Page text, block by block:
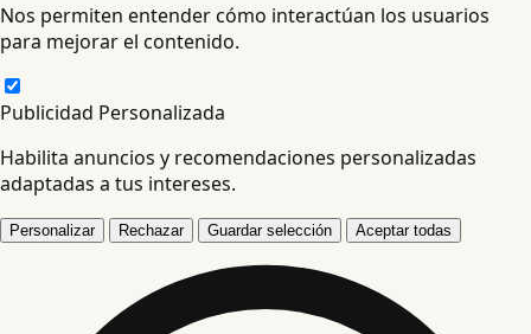
Nos permiten entender cómo interactúan los usuarios
para mejorar el contenido.
Publicidad Personalizada
Habilita anuncios y recomendaciones personalizadas
adaptadas a tus intereses.
Personalizar Rechazar Guardar selección Aceptar todas